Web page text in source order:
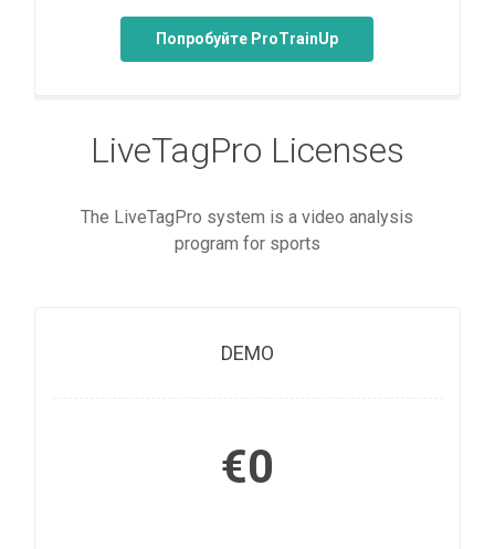
Попробуйте ProTrainUp
LiveTagPro Licenses
The LiveTagPro system is a video analysis
program for sports
DEMO
€0